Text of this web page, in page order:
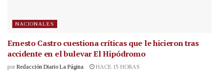
NACIONALES
Ernesto Castro cuestiona críticas que le hicieron tras
accidente en el bulevar El Hipódromo
por Redacción Diario La Página HACE 15 HORAS